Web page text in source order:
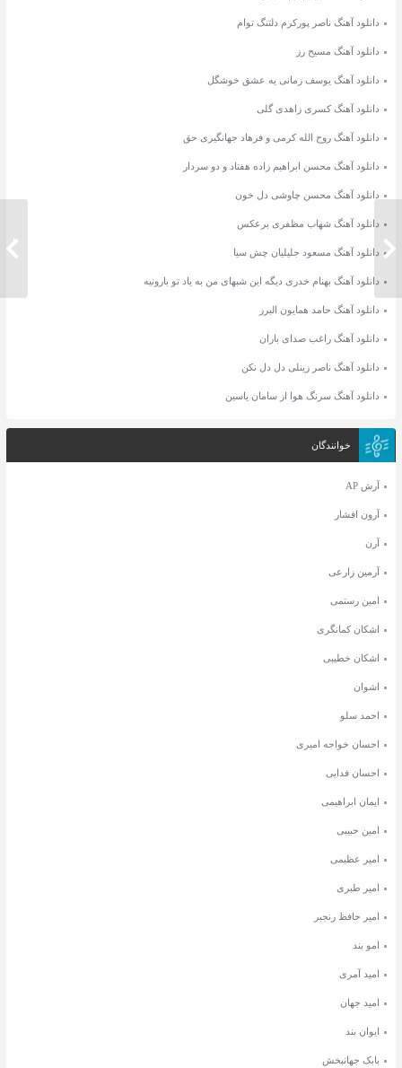
حق
جهانگیری شویل بی ستاره
دانلود آهنگ ناصر پورکرم دلتنگ توام
دانلود آهنگ مسیح رز
دانلود آهنگ یوسف زمانی یه عشق خوشگل
دانلود آهنگ کسری زاهدی گلی
دانلود آهنگ روح الله کرمی و فرهاد جهانگیری حق
دانلود آهنگ محسن ابراهیم زاده هفتاد و دو سردار
دانلود آهنگ محسن چاوشی دل خون
دانلود آهنگ شهاب مظفری برعکس
دانلود آهنگ مسعود جلیلیان چش سیا
دانلود آهنگ بهنام خدری دیگه این شبهای من به یاد تو بارونیه
دانلود آهنگ حامد همایون البرز
دانلود آهنگ راغب صدای باران
دانلود آهنگ ناصر زینلی دل دل نکن
دانلود آهنگ سرنگ هوا از سامان یاسین
خوانندگان
آرش AP
آرون افشار
آرن
آرمین زارعی
امین رستمی
اشکان کمانگری
اشکان خطیبی
اشوان
احمد سلو
احسان خواجه امیری
احسان فدایی
ایمان ابراهیمی
امین حبیبی
امیر عظیمی
امیر طبری
امیر حافظ رنجبر
امو بند
امید آمری
امید جهان
ایوان بند
بابک جهانبخش